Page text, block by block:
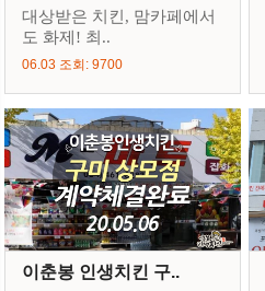
대상받은 치킨, 맘카페에서
도 화제! 최..
06.03 조회: 9700
이춘봉 인생치킨 구..